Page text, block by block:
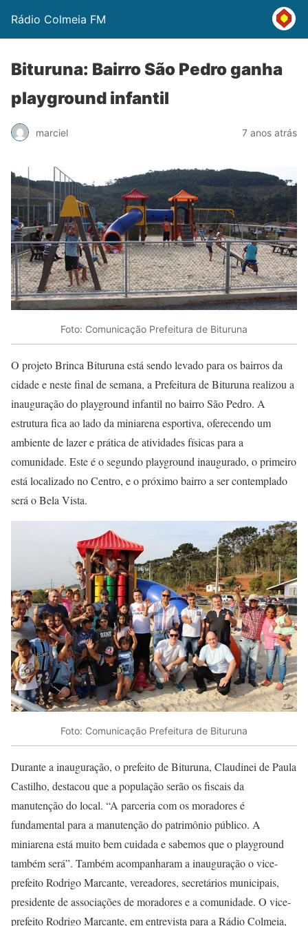
Rádio Colmeia FM
Bituruna: Bairro São Pedro ganha
playground infantil
marciel 7 anos atrás
Foto: Comunicação Prefeitura de Bituruna
O projeto Brinca Bituruna está sendo levado para os bairros da
cidade e neste final de semana, a Prefeitura de Bituruna realizou a
inauguração do playground infantil no bairro São Pedro. A
estrutura fica ao lado da miniarena esportiva, oferecendo um
ambiente de lazer e prática de atividades físicas para a
comunidade. Este é o segundo playground inaugurado, o primeiro
está localizado no Centro, e o próximo bairro a ser contemplado
será o Bela Vista.
Foto: Comunicação Prefeitura de Bituruna
Durante a inauguração, o prefeito de Bituruna, Claudinei de Paula
Castilho, destacou que a população serão os fiscais da
manutenção do local. “A parceria com os moradores é
fundamental para a manutenção do patrimônio público. A
miniarena está muito bem cuidada e sabemos que o playground
também será”. Também acompanharam a inauguração o vice-
prefeito Rodrigo Marcante, vereadores, secretários municipais,
presidente de associações de moradores e a comunidade. O vice-
prefeito Rodrigo Marcante, em entrevista para a Rádio Colmeia,